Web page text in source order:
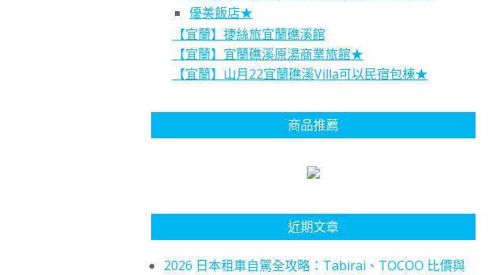
優美飯店★
【宜蘭】捷絲旅宜蘭礁溪館
【宜蘭】宜蘭礁溪原湯商業旅館★
【宜蘭】山月22宜蘭礁溪Villa可以民宿包棟★
商品推薦
近期文章
2026 日本租車自駕全攻略：Tabirai、TOCOO 比價與